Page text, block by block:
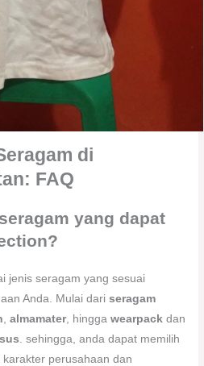
di
FAQ
yang dapat
jenis seragam yang sesuai
Anda. Mulai dariseragam
,almamater, hinggawearpack dan
. sehingga, anda dapat memilih
perusahaan dan